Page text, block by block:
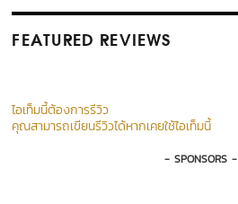
FEATURED REVIEWS
ไอเท็มนี้ต้องการรีวิว
คุณสามารถเขียนรีวิวได้หากเคยใช้ไอเท็มนี้
- SPONSORS -